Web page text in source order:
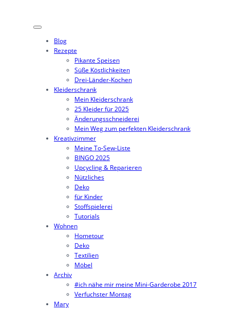
Blog
Rezepte
Pikante Speisen
Süße Köstlichkeiten
Drei-Länder-Kochen
Kleiderschrank
Mein Kleiderschrank
25 Kleider für 2025
Änderungsschneiderei
Mein Weg zum perfekten Kleiderschrank
Kreativzimmer
Meine To-Sew-Liste
BINGO 2025
Upcycling & Reparieren
Nützliches
Deko
für Kinder
Stoffspielerei
Tutorials
Wohnen
Hometour
Deko
Textilien
Möbel
Archiv
#ich nähe mir meine Mini-Garderobe 2017
Verfuchster Montag
Mary